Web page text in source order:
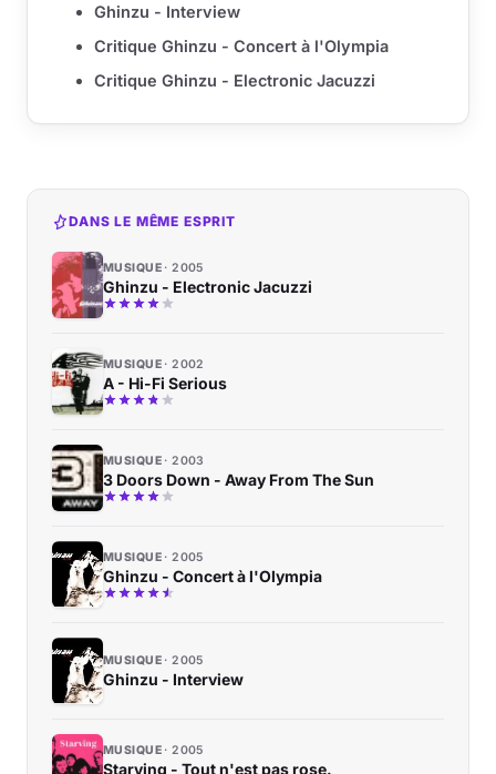
Ghinzu - Interview
Critique Ghinzu - Concert à l'Olympia
Critique Ghinzu - Electronic Jacuzzi
DANS LE MÊME ESPRIT
MUSIQUE 2005
Ghinzu - Electronic Jacuzzi
MUSIQUE 2002
A - Hi-Fi Serious
MUSIQUE 2003
3 Doors Down - Away From The Sun
MUSIQUE 2005
Ghinzu - Concert à l'Olympia
MUSIQUE 2005
Ghinzu - Interview
MUSIQUE 2005
Starving - Tout n'est pas rose.